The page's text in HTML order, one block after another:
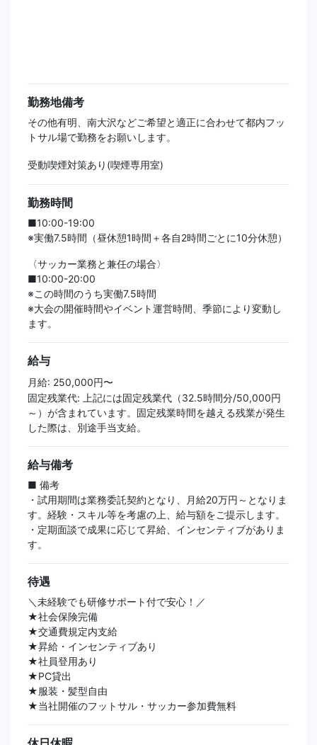
勤務地備考
その他有明、南大沢などご希望と適正に合わせて都内フッ
トサル場で勤務をお願いします。
受動喫煙対策あり(喫煙専用室)
勤務時間
■10:00-19:00
※実働7.5時間（昼休憩1時間＋各自2時間ごとに10分休憩）
〈サッカー業務と兼任の場合〉
■10:00-20:00
※この時間のうち実働7.5時間
※大会の開催時間やイベント運営時間、季節により変動し
ます。
給与
月給: 250,000円〜
固定残業代: 上記には固定残業代（32.5時間分/50,000円
～）が含まれています。固定残業時間を越える残業が発生
した際は、別途手当支給。
給与備考
■ 備考
・試用期間は業務委託契約となり、月給20万円～となりま
す。経験・スキル等を考慮の上、給与額をご提示します。
・定期面談で成果に応じて昇給、インセンティブがありま
す。
待遇
＼未経験でも研修サポート付で安心！／
★社会保険完備
★交通費規定内支給
★昇給・インセンティブあり
★社員登用あり
★PC貸出
★服装・髪型自由
★当社開催のフットサル・サッカー参加費無料